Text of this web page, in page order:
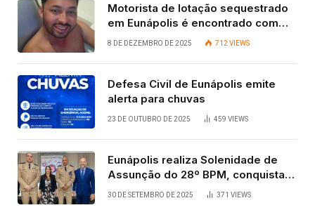
Motorista de lotação sequestrado
em Eunápolis é encontrado com
vida após quatro dias.
8 DE DEZEMBRO DE 2025 712 VIEWS
Defesa Civil de Eunápolis emite
alerta para chuvas
23 DE OUTUBRO DE 2025 459 VIEWS
Eunápolis realiza Solenidade de
Assunção do 28º BPM, conquista
viabilizada por articulação política
30 DE SETEMBRO DE 2025 371 VIEWS